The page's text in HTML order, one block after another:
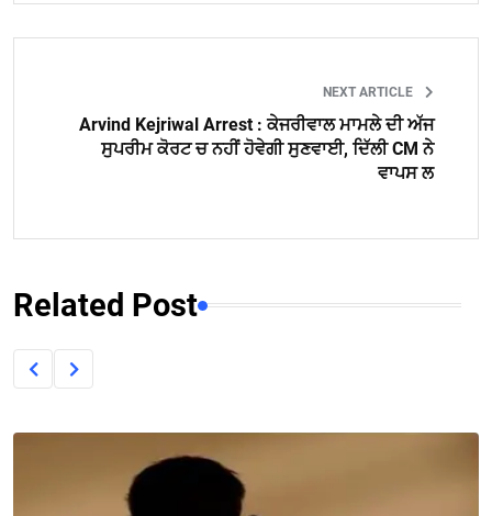
NEXT ARTICLE
Arvind Kejriwal Arrest : ਕੇਜਰੀਵਾਲ ਮਾਮਲੇ ਦੀ ਅੱਜ
ਸੁਪਰੀਮ ਕੋਰਟ ਚ ਨਹੀਂ ਹੋਵੇਗੀ ਸੁਣਵਾਈ, ਦਿੱਲੀ CM ਨੇ
ਵਾਪਸ ਲ
Related Post